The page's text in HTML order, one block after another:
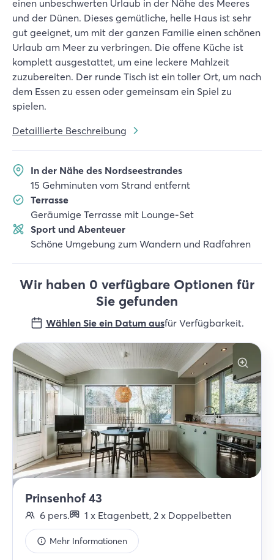
einen unbeschwerten Urlaub in der Nähe des Meeres
und der Dünen. Dieses gemütliche, helle Haus ist sehr
gut geeignet, um mit der ganzen Familie einen schönen
Urlaub am Meer zu verbringen. Die offene Küche ist
komplett ausgestattet, um eine leckere Mahlzeit
zuzubereiten. Der runde Tisch ist ein toller Ort, um nach
dem Essen zu essen oder gemeinsam ein Spiel zu
spielen.
Detaillierte Beschreibung
In der Nähe des Nordseestrandes
15 Gehminuten vom Strand entfernt
Terrasse
Geräumige Terrasse mit Lounge-Set
Sport und Abenteuer
Schöne Umgebung zum Wandern und Radfahren
Wir haben 0 verfügbare Optionen für
Sie gefunden
Wählen Sie ein Datum ausfür Verfügbarkeit.
Prinsenhof 43
6 pers. 1 x Etagenbett, 2 x Doppelbetten
Mehr Informationen